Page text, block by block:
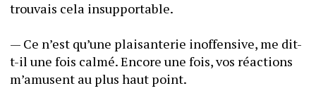
— Ce n’est qu’une plaisanterie inoffensive, me dit-
t-il une fois calmé. Encore une fois, vos réactions